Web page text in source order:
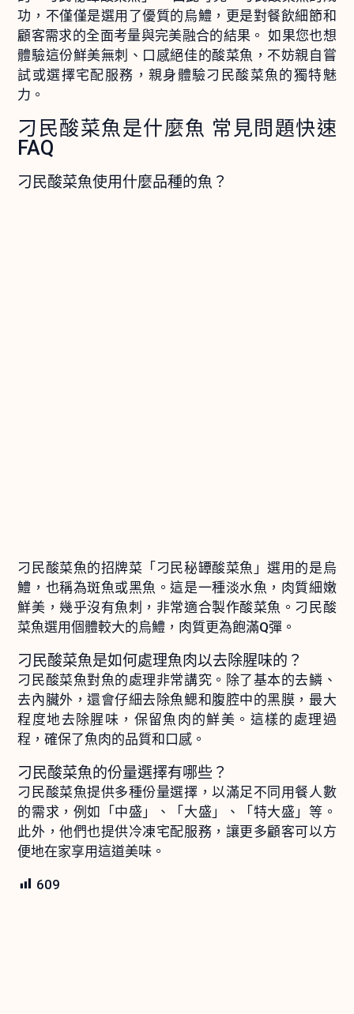
功，不僅僅是選用了優質的烏鱧，更是對餐飲細節和
顧客需求的全面考量與完美融合的結果。 如果您也想
體驗這份鮮美無刺、口感絕佳的酸菜魚，不妨親自嘗
試或選擇宅配服務，親身體驗刁民酸菜魚的獨特魅
力。
刁民酸菜魚是什麼魚 常見問題快速
FAQ
刁民酸菜魚使用什麼品種的魚？
刁民酸菜魚的招牌菜「刁民秘罈酸菜魚」選用的是烏
鱧，也稱為斑魚或黑魚。這是一種淡水魚，肉質細嫩
鮮美，幾乎沒有魚刺，非常適合製作酸菜魚。刁民酸
菜魚選用個體較大的烏鱧，肉質更為飽滿Q彈。
刁民酸菜魚是如何處理魚肉以去除腥味的？
刁民酸菜魚對魚的處理非常講究。除了基本的去鱗、
去內臟外，還會仔細去除魚鰓和腹腔中的黑膜，最大
程度地去除腥味，保留魚肉的鮮美。這樣的處理過
程，確保了魚肉的品質和口感。
刁民酸菜魚的份量選擇有哪些？
刁民酸菜魚提供多種份量選擇，以滿足不同用餐人數
的需求，例如「中盛」、「大盛」、「特大盛」等。
此外，他們也提供冷凍宅配服務，讓更多顧客可以方
便地在家享用這道美味。
609